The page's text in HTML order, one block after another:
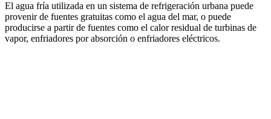
El agua fría utilizada en un sistema de refrigeración urbana puede
provenir de fuentes gratuitas como el agua del mar, o puede
producirse a partir de fuentes como el calor residual de turbinas de
vapor, enfriadores por absorción o enfriadores eléctricos.